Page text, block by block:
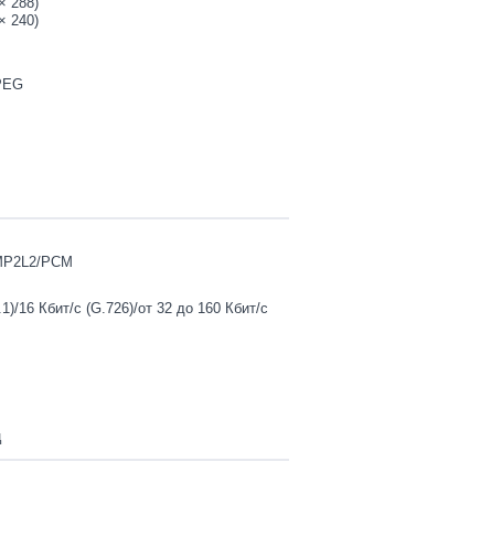
240)
PCM
16 Кбит/с (G.726)/от 32 до 160 Кбит/с